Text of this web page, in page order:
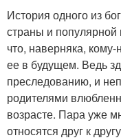
История одного из
страны и популярной
что, наверняка, кому-
ее в будущем. Ведь
преследованию, и
родителями
возрасте. Пара уже
относятся друг к